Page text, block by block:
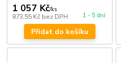
1 057 Kč/ks
873,55 Kč bez DPH 1 - 5 dní
Přidat do košíku